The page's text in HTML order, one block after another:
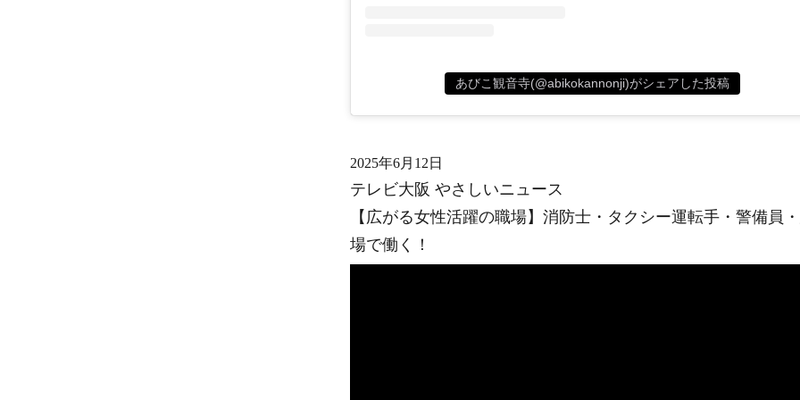
あびこ観音寺(@abikokannonji)がシェアした投稿
2025年6月12日
テレビ大阪 やさしいニュース
【広がる女性活躍の職場】消防士・タクシー運転手・警備員
場で働く！